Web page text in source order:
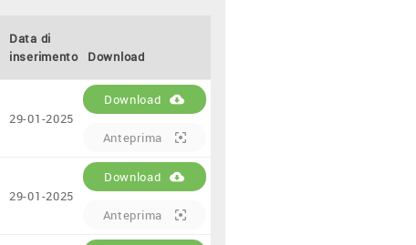
Data di
inserimento
Download
29-01-2025
Download
Anteprima
29-01-2025
Download
Anteprima